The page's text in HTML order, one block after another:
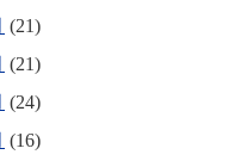
(21)
(21)
(24)
(16)